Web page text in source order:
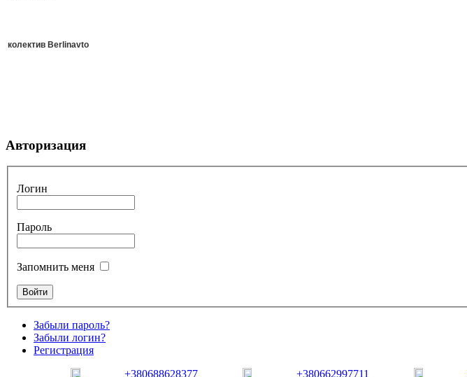
колектив Berlinavto
Авторизация
Логин
Пароль
Запомнить меня
Забыли пароль?
Забыли логин?
Регистрация
+380688628377
+380662997711